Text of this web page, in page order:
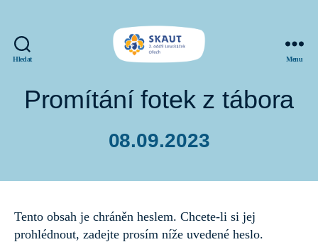
Hledat
Louskáček
Menu
Promítání fotek z tábora
Datum
08.09.2023
Tento obsah je chráněn heslem. Chcete-li si jej
prohlédnout, zadejte prosím níže uvedené heslo.